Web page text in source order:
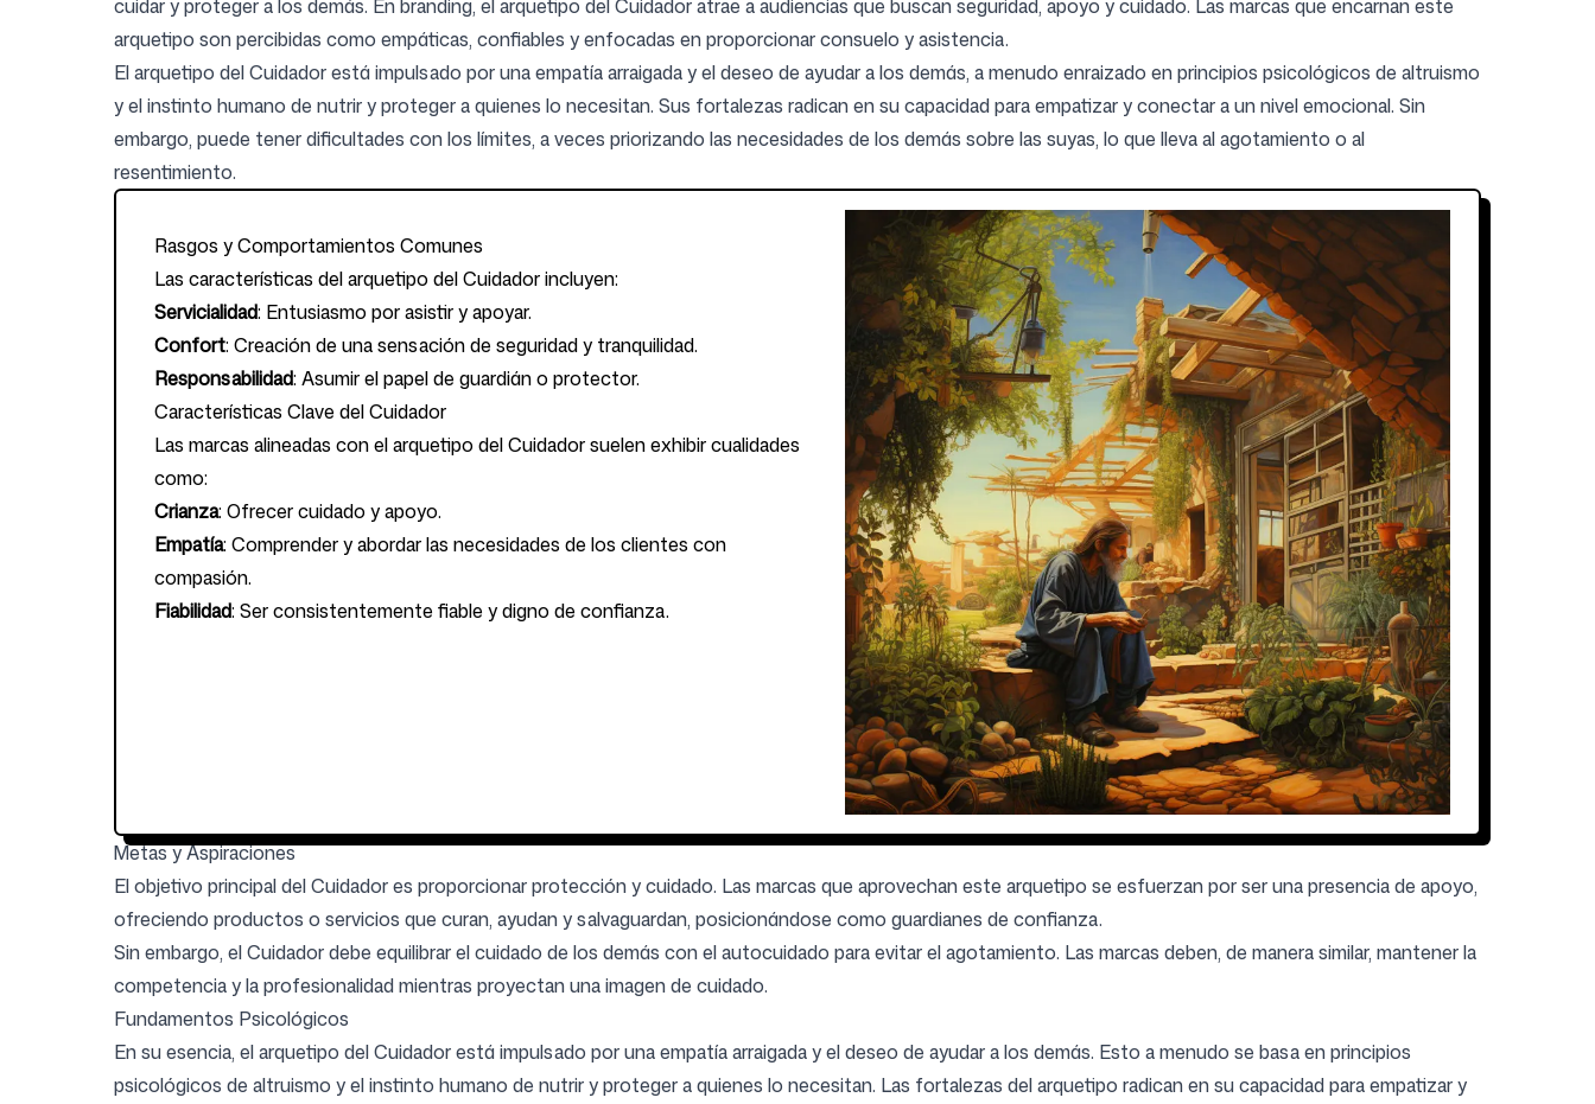
cuidar y proteger a los demás. En branding, el arquetipo del Cuidador atrae a audiencias que buscan seguridad, apoyo y cuidado. Las marcas que encarnan este
arquetipo son percibidas como empáticas, confiables y enfocadas en proporcionar consuelo y asistencia.
El arquetipo del Cuidador está impulsado por una empatía arraigada y el deseo de ayudar a los demás, a menudo enraizado en principios psicológicos de altruismo
y el instinto humano de nutrir y proteger a quienes lo necesitan. Sus fortalezas radican en su capacidad para empatizar y conectar a un nivel emocional. Sin
embargo, puede tener dificultades con los límites, a veces priorizando las necesidades de los demás sobre las suyas, lo que lleva al agotamiento o al
resentimiento.
Rasgos y Comportamientos Comunes
Las características del arquetipo del Cuidador incluyen:
Servicialidad: Entusiasmo por asistir y apoyar.
Confort: Creación de una sensación de seguridad y tranquilidad.
Responsabilidad: Asumir el papel de guardián o protector.
Características Clave del Cuidador
Las marcas alineadas con el arquetipo del Cuidador suelen exhibir cualidades
como:
Crianza: Ofrecer cuidado y apoyo.
Empatía: Comprender y abordar las necesidades de los clientes con
compasión.
Fiabilidad: Ser consistentemente fiable y digno de confianza.
Metas y Aspiraciones
El objetivo principal del Cuidador es proporcionar protección y cuidado. Las marcas que aprovechan este arquetipo se esfuerzan por ser una presencia de apoyo,
ofreciendo productos o servicios que curan, ayudan y salvaguardan, posicionándose como guardianes de confianza.
Sin embargo, el Cuidador debe equilibrar el cuidado de los demás con el autocuidado para evitar el agotamiento. Las marcas deben, de manera similar, mantener la
competencia y la profesionalidad mientras proyectan una imagen de cuidado.
Fundamentos Psicológicos
En su esencia, el arquetipo del Cuidador está impulsado por una empatía arraigada y el deseo de ayudar a los demás. Esto a menudo se basa en principios
psicológicos de altruismo y el instinto humano de nutrir y proteger a quienes lo necesitan. Las fortalezas del arquetipo radican en su capacidad para empatizar y